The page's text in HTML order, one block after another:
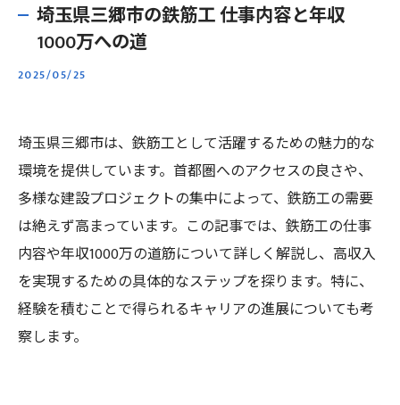
埼玉県三郷市の鉄筋工 仕事内容と年収
1000万への道
2025/05/25
埼玉県三郷市は、鉄筋工として活躍するための魅力的な
環境を提供しています。首都圏へのアクセスの良さや、
多様な建設プロジェクトの集中によって、鉄筋工の需要
は絶えず高まっています。この記事では、鉄筋工の仕事
内容や年収1000万の道筋について詳しく解説し、高収入
を実現するための具体的なステップを探ります。特に、
経験を積むことで得られるキャリアの進展についても考
察します。